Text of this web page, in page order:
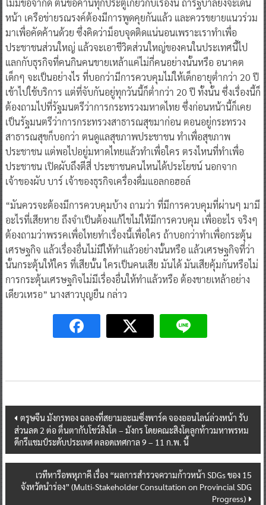
ไม่มีข้อจำกัด ตนขอค้านทุกประตูเกี่ยวกับเรื่องนี้ ถ้ารัฐบาลยังจะเดิน
หน้า เครือข่ายรณรงค์ต้องมีการพูดคุยกันแล้ว และควรขยายแนวร่วม
มาเพื่อคัดค้านด้วย ซึ่งคิดว่าม็อบจุดติดแน่นอนเพราะเราทำเพื่อ
ประชาชนส่วนใหญ่ แล้วจะเอาชีวิตส่วนใหญ่ของคนในประเทศนี้ไป
แลกกับธุรกิจที่คนกินคนขายเหล้าแค่ไม่กี่คนอย่างนั้นหรือ อนาคต
เด็กๆ จะเป็นอย่างไร ที่บอกว่ามีการควบคุมไม่ให้เด็กอายุต่ำกว่า 20 ปี
เข้าไปใช้บริการ แต่ที่จับกันอยู่ทุกวันนี้ก็ต่ำกว่า 20 ปี ทั้งนั้น ซึ่งเรื่องนี้ก็
ต้องถามไปที่รัฐมนตรีว่าการกระทรวงมหาดไทย ซึ่งก่อนหน้านี้ก็เคย
เป็นรัฐมนตรีว่าการกระทรวงสาธารณสุขมาก่อน ตอนอยู่กระทรวง
สาธารณสุขก็บอกว่า ตนดูแลสุขภาพประชาชน ทำเพื่อสุขภาพ
ประชาชน แต่พอไปอยู่มหาดไทยแล้วทำเพื่อใคร ตรงไหนที่ทำเพื่อ
ประชาชน เปิดผับถึงตีสี่ ประชาชนคนไหนได้ประโยชน์ นอกจาก
เจ้าของผับ บาร์ เจ้าของธุรกิจเครื่องดื่มแอลกอฮอล์
“มันควรจะต้องมีการควบคุมบ้าง ถามว่า ที่มีการควบคุมที่ผ่านๆ มามี
อะไรที่เสียหาย ถึงจำเป็นต้องแก้ไขไม่ให้มีการควบคุม เพื่ออะไร จริงๆ
ต้องถามว่าพรรคเพื่อไทยทำเรื่องนี้เพื่อใคร ถ้าบอกว่าทำเพื่อกระตุ้น
เศรษฐกิจ แล้วเรื่องอื่นไม่มีให้ทำแล้วอย่างนั้นหรือ แล้วเศรษฐกิจที่ว่า
นั้นกระตุ้นให้ใคร ที่เสียนั้น ใครเป็นคนเสีย มันได้ มันเสียคุ้มกันหรือไม่
การกระตุ้นเศรษฐกิจไม่มีเรื่องอื่นให้ทำแล้วหรือ ต้องขายเหล้าอย่าง
เดียวเหรอ” นางสาวบุญยืน กล่าว
Post
navigation
ตรุษจีน มังกรทอง ฉลองที่สยามอะเมซิ่งพาร์ค จองออนไลน์ล่วงหน้า รับ
ส่วนลด 2 ต่อ ตื่นตากับโชว์สิงโต – มังกร โดยคณะสิงโตลูกท้าวมหาพรหม
ดีกรีแชมป์ระดับประเทศ ตลอดเทศกาล 9 – 11 ก.พ. นี้
เวทีหารือพหุภาคี เรื่อง “ผลการสำรวจความก้าวหน้า SDGs ของ 15
จังหวัดนำร่อง” (Multi-Stakeholder Consultation on Provincial SDG
Progress)